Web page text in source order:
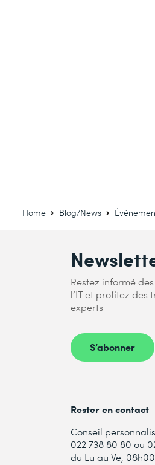
Home Blog/News
Restez informé
l’IT et profitez des
experts
S’abonner
Rester en contact
Conseil
022 738 80 80 ou
du Lu au Ve,